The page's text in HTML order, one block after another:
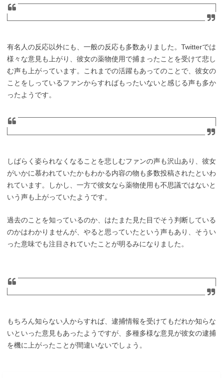
有名人の反応以外にも、一般の反応も多数ありました。Twitterでは
様々な意見も上がり、彼女の薬物使用で捕まったことを受けて悲し
む声も上がっています。これまでの活躍もあってのことで、彼女の
ことをしっているファンからすればもったいないと感じる声も多か
ったようです。
しばらく姿られなくなることを悲しむファンの声も沢山あり、彼女
がいかに慕われていたかもわかる内容の物も多数投稿されたといわ
れています。しかし、一方で彼女なら薬物使用も不思議ではないと
いう声も上がっていたようです。
過去のことを知っているのか、はたまた見た目でそう判断している
のかはわかりませんが、やると思っていたという声もあり、そうい
った意味でも注目されていたことが明るみになりました。
もちろん知らない人からすれば、逮捕情報を受けてもだれか知らな
いといった意見もあったようですが、多種多様な意見が彼女の逮捕
を機に上がったことが間違いないでしょう。